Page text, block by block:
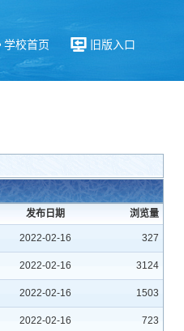
学校首页 旧版入口
发布日期 浏览量
2022-02-16 327
2022-02-16 3124
2022-02-16 1503
2022-02-16 723